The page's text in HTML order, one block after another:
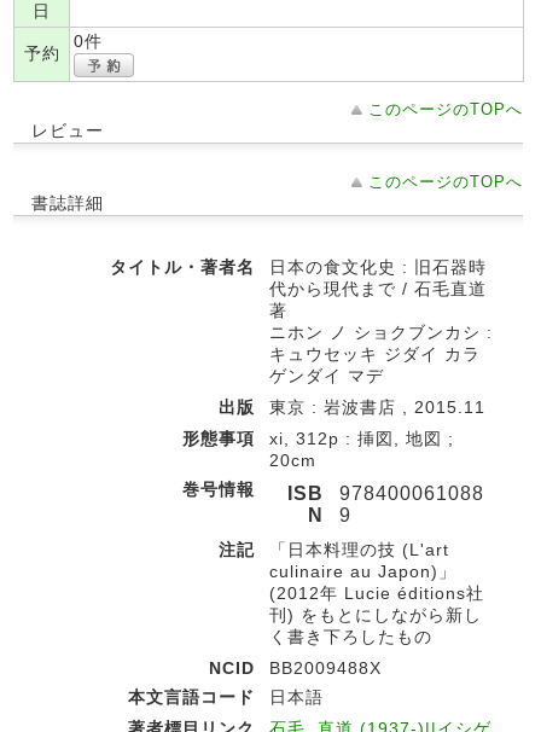
日
予約
0件
このページのTOPへ
レビュー
このページのTOPへ
書誌詳細
タイトル・著者名
日本の食文化史 : 旧石器時
代から現代まで / 石毛直道
著
ニホン ノ ショクブンカシ :
キュウセッキ ジダイ カラ
ゲンダイ マデ
出版
東京 : 岩波書店 , 2015.11
形態事項
xi, 312p : 挿図, 地図 ;
20cm
巻号情報
ISB
N
978400061088
9
注記
「日本料理の技 (L'art
culinaire au Japon)」
(2012年 Lucie éditions社
刊) をもとにしながら新し
く書き下ろしたもの
NCID
BB2009488X
本文言語コード
日本語